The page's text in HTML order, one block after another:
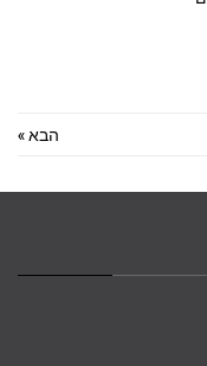
הבא »